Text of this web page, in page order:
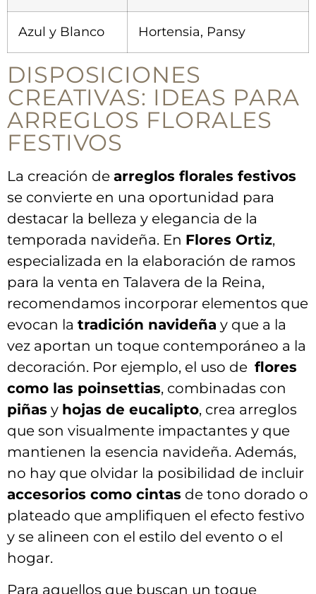
Azul y Blanco Hortensia, Pansy
DISPOSICIONES
⁣CREATIVAS: IDEAS‍ PARA
ARREGLOS ​FLORALES
FESTIVOS
La⁤ creación de arreglos florales ‌festivos
se ⁤convierte en una ⁤oportunidad para
destacar‍ la belleza⁤ y ⁢elegancia de​ la
temporada navideña. En⁢ Flores Ortiz,
especializada en la elaboración de ​ramos
⁤para la venta en Talavera de la ⁢Reina,
recomendamos incorporar elementos ‍que
evocan la tradición⁣ navideña y que a la
vez aportan un⁣ toque ‌contemporáneo a la‍
decoración.⁣ Por ​ejemplo, el‍ uso de ⁣ flores
como ⁤las poinsettias,⁣ combinadas ‍con
piñas y hojas de eucalipto, crea arreglos
que son⁢ visualmente impactantes‌ y que
mantienen la ‍esencia⁣ navideña. Además,
no hay⁤ que olvidar la posibilidad de incluir
accesorios como cintas ⁢de tono dorado ⁣o
plateado que amplifiquen el efecto festivo
‌y se alineen ‌con ⁢el estilo ⁢del ⁣evento o el
hogar.
Para⁤ aquellos ​que buscan un⁢ toque ​